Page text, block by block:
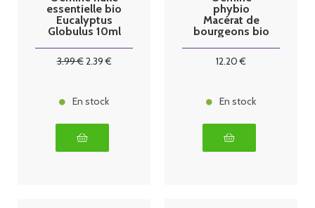
essentielle bio
Eucalyptus
Globulus 10ml
3.99€2.39€
En stock
phybio
Macérat de
bourgeons bio
12.20 €
En stock